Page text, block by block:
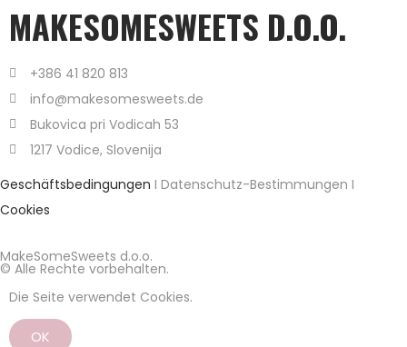
MAKESOMESWEETS D.O.O.
+386 41 820 813
info@makesomesweets.de
Bukovica pri Vodicah 53
1217 Vodice, Slovenija
Geschäftsbedingungen I Datenschutz-Bestimmungen I
Cookies
MakeSomeSweets d.o.o.
© Alle Rechte vorbehalten.
Die Seite verwendet Cookies.
OK